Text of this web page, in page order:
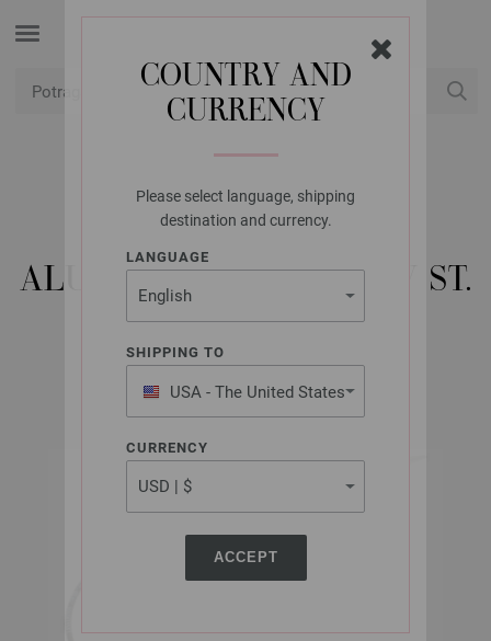
COUNTRY AND
CURRENCY
Please select language, shipping
destination and currency.
LANGUAGE
SHIPPING TO
USA - The United States
of America
CURRENCY
ACCEPT
LANA GROSSA
KRUŽNA IGLA
ALUMINIJSKA RAINBOW ST.
3,0/25 CM